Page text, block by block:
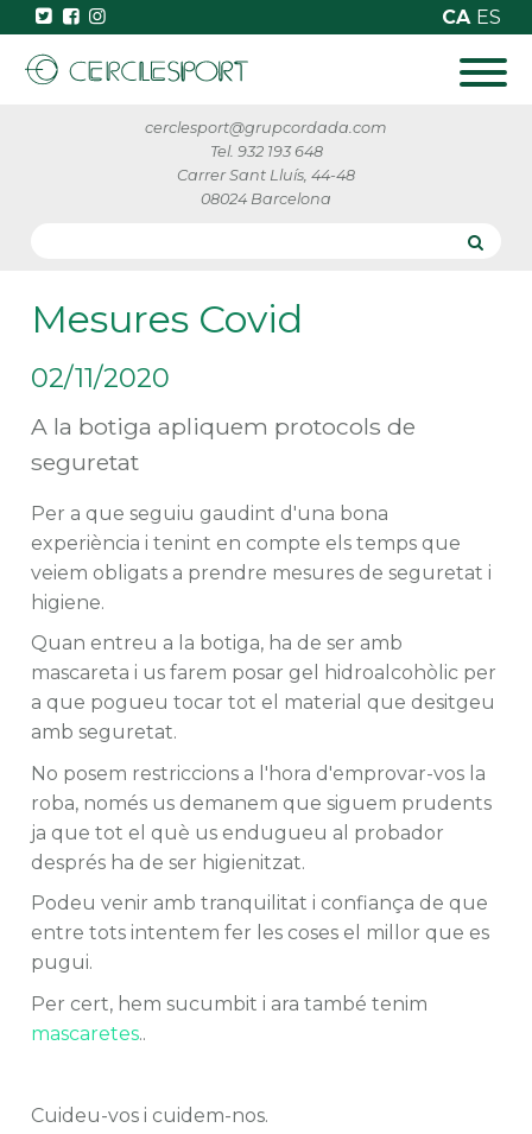
CA ES
cerclesport@grupcordada.com
Tel. 932 193 648
Carrer Sant Lluís, 44-48
08024 Barcelona
Mesures Covid
02/11/2020
A la botiga apliquem protocols de
seguretat
Per a que seguiu gaudint d'una bona
experiència i tenint en compte els temps que
veiem obligats a prendre mesures de seguretat i
higiene.
Quan entreu a la botiga, ha de ser amb
mascareta i us farem posar gel hidroalcohòlic per
a que pogueu tocar tot el material que desitgeu
amb seguretat.
No posem restriccions a l'hora d'emprovar-vos la
roba, només us demanem que siguem prudents
ja que tot el què us endugueu al probador
després ha de ser higienitzat.
Podeu venir amb tranquilitat i confiança de que
entre tots intentem fer les coses el millor que es
pugui.
Per cert, hem sucumbit i ara també tenim
mascaretes..
Cuideu-vos i cuidem-nos.